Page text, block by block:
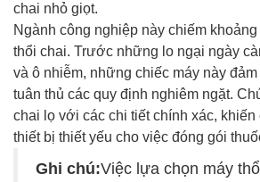
chai nhỏ giọt.
Ngành công nghiệp này chiếm
thổi chai. Trước những lo ngại ngày
và ô nhiễm, những chiếc máy này
tuân thủ các quy định nghiêm ngặt.
chai lọ với các chi tiết chính xác, khiến
thiết bị thiết yếu cho việc đóng gói
Ghi chú:Việc lựa chọn máy